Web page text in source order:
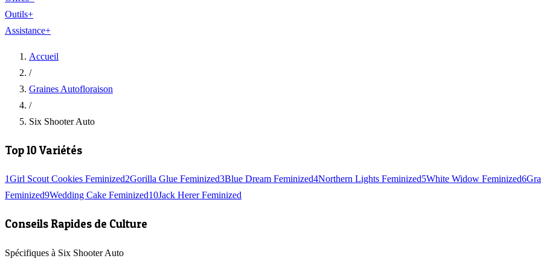
Outils+
Assistance+
Accueil
/
Graines Autofloraison
/
Six Shooter Auto
Top 10 Variétés
1Girl Scout Cookies Feminized2Gorilla Glue Feminized3Blue Dream Feminized4Northern Lights Feminized5White Widow Feminized6
Feminized9Wedding Cake Feminized10Jack Herer Feminized
Conseils Rapides de Culture
Spécifiques à Six Shooter Auto